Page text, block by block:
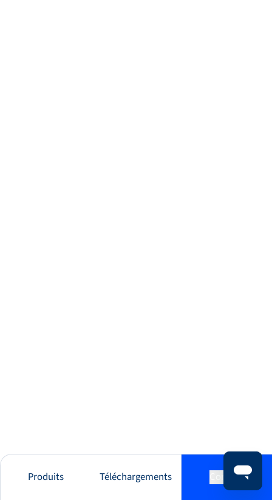
Produits Téléchargements Contact